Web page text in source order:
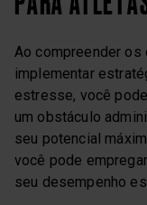
Ao compreender
implementar
estresse, você
um obstáculo
seu potencial
você pode
seu desempenho